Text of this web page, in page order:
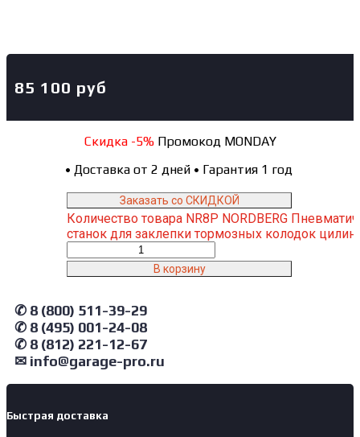
85 100 руб
Скидка -5%Промокод MONDAY
• Доставка от 2 дней • Гарантия 1 год
Заказать со СКИДКОЙ
Количество товара NR8P NORDBERG
станок для заклепки тормозных колодок
В корзину
✆ 8 (800) 511-39-29
✆ 8 (495) 001-24-08
✆ 8 (812) 221-12-67
✉ info@garage-pro.ru
Быстрая доставка